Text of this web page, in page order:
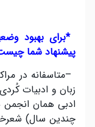
*برای بهبود
پیشنهاد شما
–متاسفانه در
زبان و ادبیات
ادبی همان
چندین سال)